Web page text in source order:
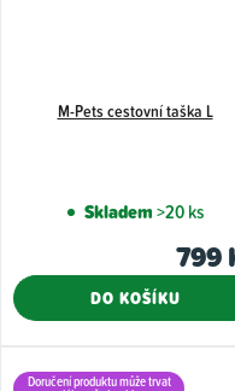
M-Pets cestovní taška L
Skladem>20 ks
799
DO KOŠÍKU
Doručení produktu může trvat